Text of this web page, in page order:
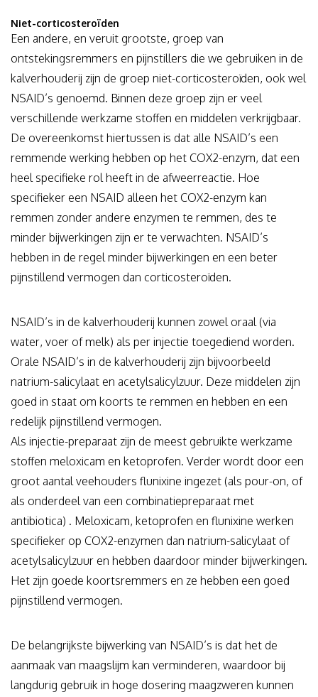
Niet-corticosteroïden
Een andere, en veruit grootste, groep van
ontstekingsremmers en pijnstillers die we gebruiken in de
kalverhouderij zijn de groep niet-corticosteroïden, ook wel
NSAID’s genoemd. Binnen deze groep zijn er veel
verschillende werkzame stoffen en middelen verkrijgbaar.
De overeenkomst hiertussen is dat alle NSAID’s een
remmende werking hebben op het COX2-enzym, dat een
heel specifieke rol heeft in de afweerreactie. Hoe
specifieker een NSAID alleen het COX2-enzym kan
remmen zonder andere enzymen te remmen, des te
minder bijwerkingen zijn er te verwachten. NSAID’s
hebben in de regel minder bijwerkingen en een beter
pijnstillend vermogen dan corticosteroïden.
NSAID’s in de kalverhouderij kunnen zowel oraal (via
water, voer of melk) als per injectie toegediend worden.
Orale NSAID’s in de kalverhouderij zijn bijvoorbeeld
natrium-salicylaat en acetylsalicylzuur. Deze middelen zijn
goed in staat om koorts te remmen en hebben en een
redelijk pijnstillend vermogen.
Als injectie-preparaat zijn de meest gebruikte werkzame
stoffen meloxicam en ketoprofen. Verder wordt door een
groot aantal veehouders flunixine ingezet (als pour-on, of
als onderdeel van een combinatiepreparaat met
antibiotica) . Meloxicam, ketoprofen en flunixine werken
specifieker op COX2-enzymen dan natrium-salicylaat of
acetylsalicylzuur en hebben daardoor minder bijwerkingen.
Het zijn goede koortsremmers en ze hebben een goed
pijnstillend vermogen.
De belangrijkste bijwerking van NSAID’s is dat het de
aanmaak van maagslijm kan verminderen, waardoor bij
langdurig gebruik in hoge dosering maagzweren kunnen